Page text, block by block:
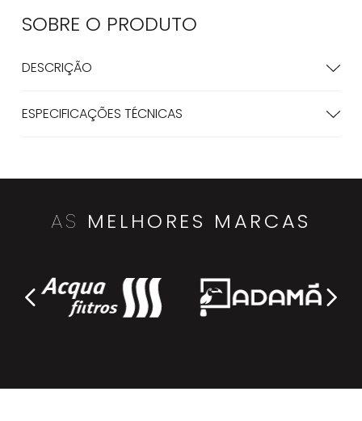
SOBRE O PRODUTO
DESCRIÇÃO
ESPECIFICAÇÕES TÉCNICAS
AS MELHORES MARCAS